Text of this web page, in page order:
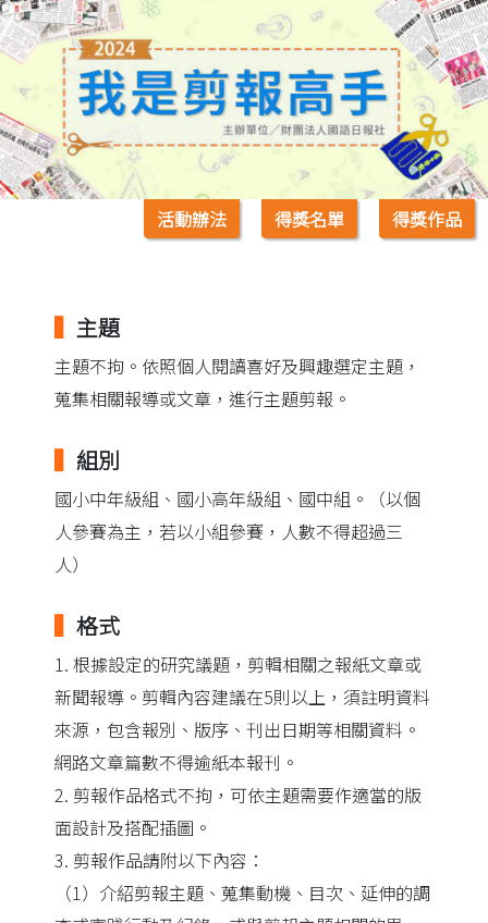
活動辦法 得獎名單 得獎作品
▍ 主題
主題不拘。依照個人閱讀喜好及興趣選定主題，
蒐集相關報導或文章，進行主題剪報。
▍ 組別
國小中年級組、國小高年級組、國中組。（以個
人參賽為主，若以小組參賽，人數不得超過三
人）
▍ 格式
1. 根據設定的研究議題，剪輯相關之報紙文章或
新聞報導。剪輯內容建議在5則以上，須註明資料
來源，包含報別、版序、刊出日期等相關資料。
網路文章篇數不得逾紙本報刊。
2. 剪報作品格式不拘，可依主題需要作適當的版
面設計及搭配插圖。
3. 剪報作品請附以下內容：
（1）介紹剪報主題、蒐集動機、目次、延伸的調